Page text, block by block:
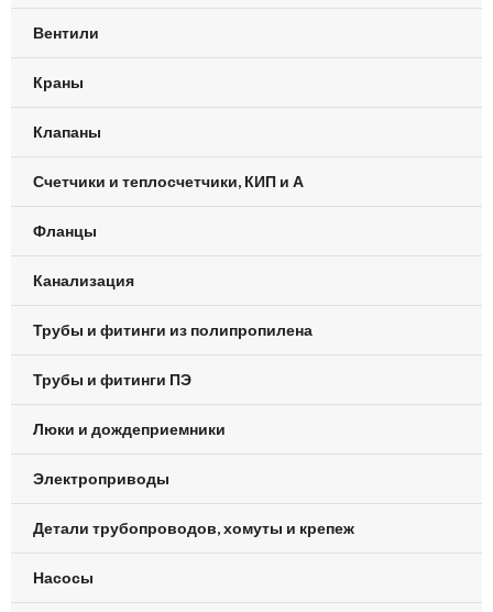
Вентили
Краны
Клапаны
Счетчики и теплосчетчики, КИП и А
Фланцы
Канализация
Трубы и фитинги из полипропилена
Трубы и фитинги ПЭ
Люки и дождеприемники
Электроприводы
Детали трубопроводов, хомуты и крепеж
Насосы